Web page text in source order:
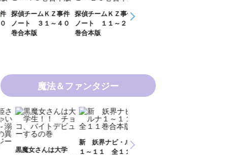
探偵チームＫＺ事件
ノート ３１～４０
巻合本版
探偵チームＫＺ事件
ノート １１～２０
巻合本版
ＫＺ’ Ｕｐｐｅｒ
Ｆｉｌｅ 数学者
魔法＆ファンタジー
黒魔女さんは大学
新 妖界ナビ・ルナ
１～１１ 全１１巻
妖界ナビ・ルナ１～